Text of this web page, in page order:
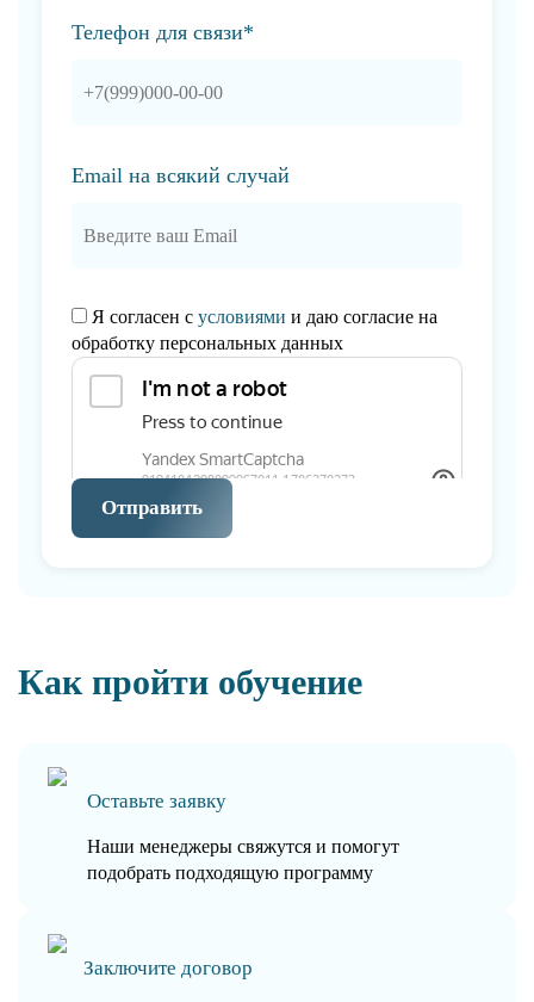
Телефон для связи*
Email на всякий случай
Я согласен с условиями и даю согласие на
обработку персональных данных
Отправить
Как пройти обучение
Оставьте заявку
Наши менеджеры свяжутся и помогут
подобрать подходящую программу
Заключите договор